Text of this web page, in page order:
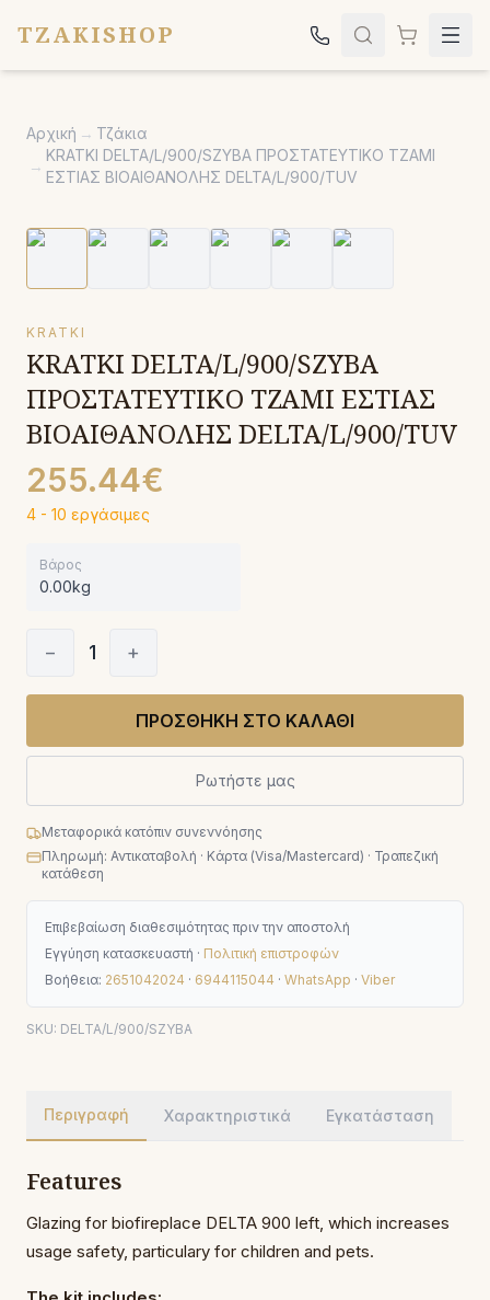
TZAKISHOP
Σόμπες
Ψησταριές
Κήπος
Επικοινωνία
Καλέστε μας:2651042024
Αρχική → Τζάκια
→
KRATKI DELTA/L/900/SZYBA ΠΡΟΣΤΑΤΕΥΤΙΚΟ ΤΖΑΜΙ
ΕΣΤΙΑΣ ΒΙΟΑΙΘΑΝΟΛΗΣ DELTA/L/900/TUV
KRATKI
KRATKI DELTA/L/900/SZYBA
ΠΡΟΣΤΑΤΕΥΤΙΚΟ ΤΖΑΜΙ ΕΣΤΙΑΣ
ΒΙΟΑΙΘΑΝΟΛΗΣ DELTA/L/900/TUV
255.44€
4 - 10 εργάσιμες
Βάρος
0.00kg
− 1 +
ΠΡΟΣΘΗΚΗ ΣΤΟ ΚΑΛΑΘΙ
Ρωτήστε μας
Μεταφορικά κατόπιν συνεννόησης
Πληρωμή: Αντικαταβολή · Κάρτα (Visa/Mastercard) · Τραπεζική
κατάθεση
Επιβεβαίωση διαθεσιμότητας πριν την αποστολή
Εγγύηση κατασκευαστή · Πολιτική επιστροφών
Βοήθεια: 2651042024 · 6944115044 · WhatsApp · Viber
SKU: DELTA/L/900/SZYBA
Περιγραφή Χαρακτηριστικά Εγκατάσταση
Features
Glazing for biofireplace DELTA 900 left, which increases
usage safety, particulary for children and pets.